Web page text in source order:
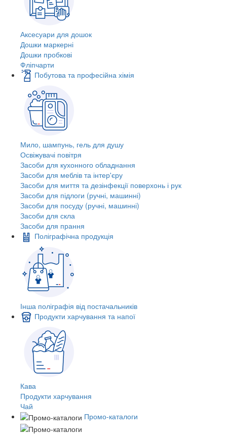
Аксесуари для дошок
Дошки маркерні
Дошки пробкові
Фліпчарти
Побутова та професійна хімія
Мило, шампунь, гель для душу
Освіжувачі повітря
Засоби для кухонного обладнання
Засоби для меблів та інтер'єру
Засоби для миття та дезінфекції поверхонь і рук
Засоби для підлоги (ручні, машинні)
Засоби для посуду (ручні, машинні)
Засоби для скла
Засоби для прання
Поліграфічна продукція
Інша поліграфія від постачальників
Продукти харчування та напої
Кава
Продукти харчування
Чай
Промо-каталоги